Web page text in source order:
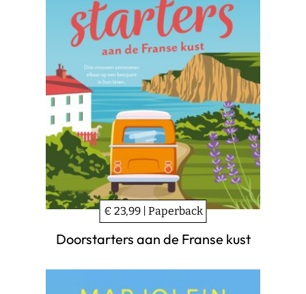
€ 23,99 | Paperback
Doorstarters aan de Franse kust